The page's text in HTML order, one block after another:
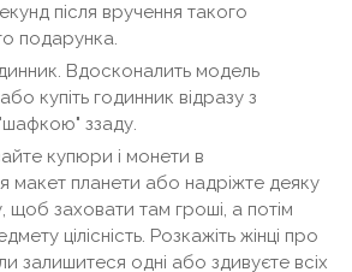
після вручення такого
подарунка.
Вдосконалить модель
купіть годинник відразу з
ззаду.
купюри і монети в
макет планети або надріжте деяку
щоб заховати там гроші, а потім
цілісність. Розкажіть жінці про
залишитеся одні або здивуєте всіх